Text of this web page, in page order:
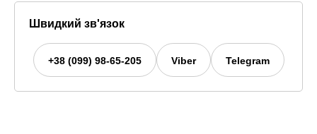
Швидкий зв'язок
+38 (099) 98-65-205 Viber Telegram